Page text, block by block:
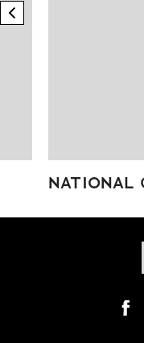
previous element
NATIONAL
Visit